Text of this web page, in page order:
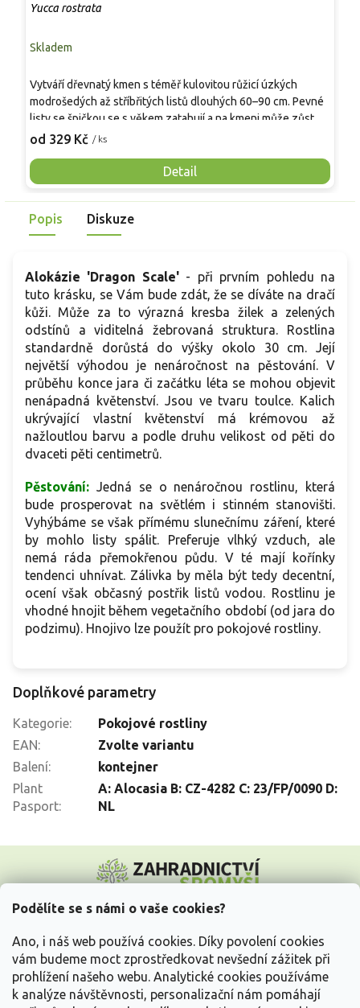
Podělíte se s námi o vaše cookies?
Ano, i náš web používá cookies. Díky povolení cookies
vám budeme moct zprostředkovat nevšední zážitek při
prohlížení našeho webu. Analytické cookies používáme
k analýze návštěvnosti, personalizační nám pomáhají
Yucca rostrata
Skladem
od 329 Kč / ks
Detail
Vytváří dřevnatý kmen s téměř kulovitou růžicí úzkých
modrošedých až stříbřitých listů dlouhých 60–90 cm. Pevné
listy se špičkou se s věkem zatahují a na kmeni může zůstat
suchá „sukně“. V červnu až červenci vyrůstá na vyzrálých
bílých zvonkovitých květů. Plodnost je v chladnějších
zahradách spíše výjimečná. Hodí se jako solitéra do
štěrkových a suchomilných výsadeb s travinami, rozchodníky
či nízkými jalovci. Šťáva může dráždit pokožku.
Popis Diskuze
Alokázie 'Dragon Scale' - při prvním pohledu na
tuto krásku, se Vám bude zdát, že se díváte na dračí
kůži. Může za to výrazná kresba žilek a zelených
odstínů a viditelná žebrovaná struktura. Rostlina
standardně dorůstá do výšky okolo 30 cm. Její
největší výhodou je nenáročnost na pěstování. V
průběhu konce jara či začátku léta se mohou objevit
nenápadná květenství. Jsou ve tvaru toulce. Kalich
ukrývající vlastní květenství má krémovou až
nažloutlou barvu a podle druhu velikost od pěti do
dvaceti pěti centimetrů.
Pěstování: Jedná se o nenáročnou rostlinu, která
bude prosperovat na světlém i stinném stanovišti.
Vyhýbáme se však přímému slunečnímu záření, které
by mohlo listy spálit. Preferuje vlhký vzduch, ale
nemá ráda přemokřenou půdu. V té mají kořínky
tendenci uhnívat. Zálivka by měla být tedy decentní,
ocení však občasný postřik listů vodou. Rostlinu je
vhodné hnojit během vegetačního období (od jara do
podzimu). Hnojivo lze použít pro pokojové rostliny.
Doplňkové parametry
Kategorie:
Pokojové rostliny
EAN:
Zvolte variantu
Balení:
kontejner
Plant
Pasport:
A: Alocasia B: CZ-4282 C: 23/FP/0090 D:
NL
p
Vše o nákupu
Informace pro Vás